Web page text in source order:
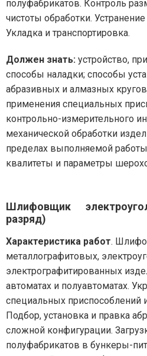
полуфабрикатов. Контроль
чистоты обработки.
Укладка и транспортировка.
Должен знать: устройство,
способы наладки; способы
абразивных и алмазных
применения специальных
контрольно-измерительного
механической обработки
пределах выполняемой
квалитеты и параметры
Шлифовщик
разряд)
Характеристика работ.
металлографитовых,
электрографитированных
автоматах и полуавтоматах.
специальных приспособлений
Подбор, установка и правка
сложной конфигурации.
полуфабрикатов в бункеры-